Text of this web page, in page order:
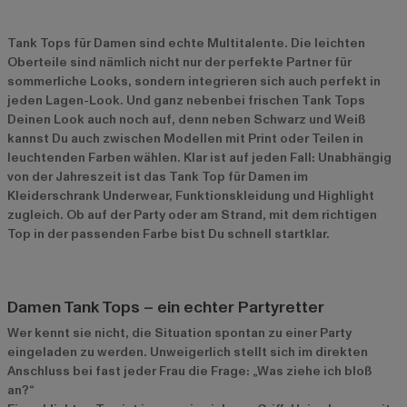
Tank Tops für Damen sind echte Multitalente. Die leichten
Oberteile sind nämlich nicht nur der perfekte Partner für
sommerliche Looks, sondern integrieren sich auch perfekt in
jeden Lagen-Look. Und ganz nebenbei frischen Tank Tops
Deinen Look auch noch auf, denn neben Schwarz und Weiß
kannst Du auch zwischen Modellen mit Print oder Teilen in
leuchtenden Farben wählen. Klar ist auf jeden Fall: Unabhängig
von der Jahreszeit ist das Tank Top für Damen im
Kleiderschrank Underwear, Funktionskleidung und Highlight
zugleich. Ob auf der Party oder am Strand, mit dem richtigen
Top in der passenden Farbe bist Du schnell startklar.
Damen Tank Tops – ein echter Partyretter
Wer kennt sie nicht, die Situation spontan zu einer Party
eingeladen zu werden. Unweigerlich stellt sich im direkten
Anschluss bei fast jeder Frau die Frage: „Was ziehe ich bloß
an?“